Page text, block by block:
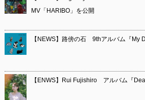
MV「HARIBO」を公開
【NEWS】路傍の石 9thアルバム『My
【ENWS】Rui Fujishiro アルバム『